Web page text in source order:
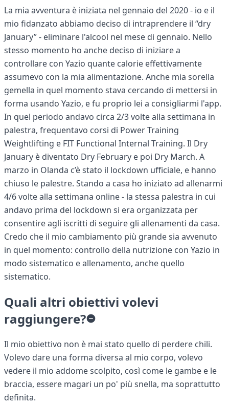
La mia avventura è iniziata nel gennaio del 2020 - io e il
mio fidanzato abbiamo deciso di intraprendere il “dry
January” - eliminare l'alcool nel mese di gennaio. Nello
stesso momento ho anche deciso di iniziare a
controllare con Yazio quante calorie effettivamente
assumevo con la mia alimentazione. Anche mia sorella
gemella in quel momento stava cercando di mettersi in
forma usando Yazio, e fu proprio lei a consigliarmi l'app.
In quel periodo andavo circa 2/3 volte alla settimana in
palestra, frequentavo corsi di Power Training
Weightlifting e FIT Functional Internal Training. Il Dry
January è diventato Dry February e poi Dry March. A
marzo in Olanda c’è stato il lockdown ufficiale, e hanno
chiuso le palestre. Stando a casa ho iniziato ad allenarmi
4/6 volte alla settimana online - la stessa palestra in cui
andavo prima del lockdown si era organizzata per
consentire agli iscritti di seguire gli allenamenti da casa.
Credo che il mio cambiamento più grande sia avvenuto
in quel momento: controllo della nutrizione con Yazio in
modo sistematico e allenamento, anche quello
sistematico.
Quali altri obiettivi volevi
raggiungere?
Il mio obiettivo non è mai stato quello di perdere chili.
Volevo dare una forma diversa al mio corpo, volevo
vedere il mio addome scolpito, così come le gambe e le
braccia, essere magari un po' più snella, ma soprattutto
definita.